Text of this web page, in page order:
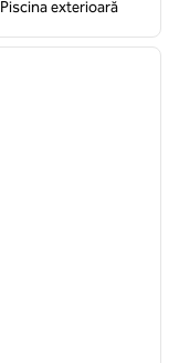
Piscina exterioară